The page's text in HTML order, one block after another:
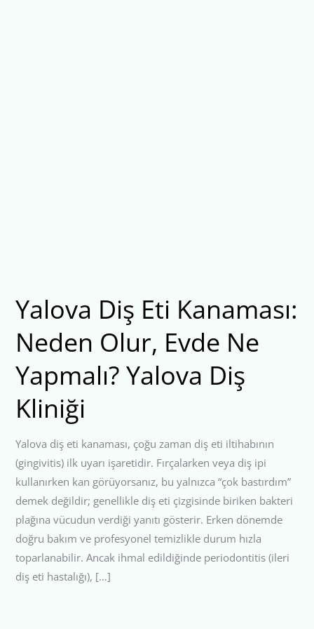
Yalova Diş Eti Kanaması:
Neden Olur, Evde Ne
Yapmalı? Yalova Diş
Kliniği
Yalova diş eti kanaması, çoğu zaman diş eti iltihabının
(gingivitis) ilk uyarı işaretidir. Fırçalarken veya diş ipi
kullanırken kan görüyorsanız, bu yalnızca “çok bastırdım”
demek değildir; genellikle diş eti çizgisinde biriken bakteri
plağına vücudun verdiği yanıtı gösterir. Erken dönemde
doğru bakım ve profesyonel temizlikle durum hızla
toparlanabilir. Ancak ihmal edildiğinde periodontitis (ileri
diş eti hastalığı), […]